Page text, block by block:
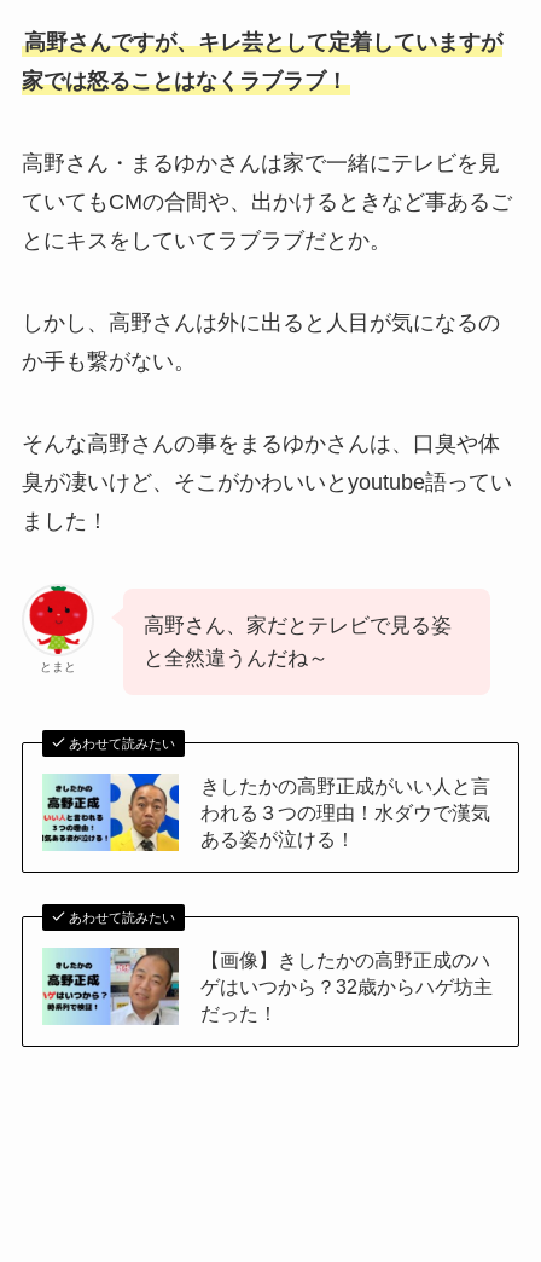
高野さんですが、キレ芸として定着していますが
家では怒ることはなくラブラブ！
高野さん・まるゆかさんは家で一緒にテレビを見
ていてもCMの合間や、出かけるときなど事あるご
とにキスをしていてラブラブだとか。
しかし、高野さんは外に出ると人目が気になるの
か手も繋がない。
そんな高野さんの事をまるゆかさんは、口臭や体
臭が凄いけど、そこがかわいいとyoutube語ってい
ました！
とまと
高野さん、家だとテレビで見る姿
と全然違うんだね～
あわせて読みたい
きしたかの高野正成がいい人と言
われる３つの理由！水ダウで漢気
ある姿が泣ける！
あわせて読みたい
【画像】きしたかの高野正成のハ
ゲはいつから？32歳からハゲ坊主
だった！